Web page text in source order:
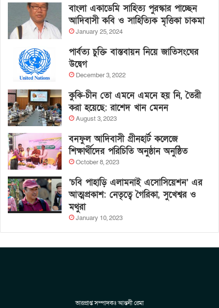
বাংলা একাডেমি সাহিত্য পুরস্কার পাচ্ছেন
আদিবাসী কবি ও সাহিত্যিক মৃত্তিকা চাকমা
January 25, 2024
পার্বত্য চুক্তি বাস্তবায়ন নিয়ে জাতিসংঘের
উদ্বেগ
December 3, 2022
কুকি-চীন তো এমনে এমনে হয় নি, তৈরী
করা হয়েছে: রাশেদ খান মেনন
August 3, 2023
বনফুল আদিবাসী গ্রীনহার্ট কলেজে
শিক্ষার্থীদের পরিচিতি অনুষ্ঠান অনুষ্ঠিত
October 8, 2023
‘চবি পাহাড়ি এলামনাই এসোসিয়েশন’ এর
আত্মপ্রকাশ: নেতৃত্বে গৈরিকা, সুখেশ্বর ও
মথুরা
January 10, 2023
ভারপ্রাপ্ত সম্পাদকঃ আন্তনী রেমা